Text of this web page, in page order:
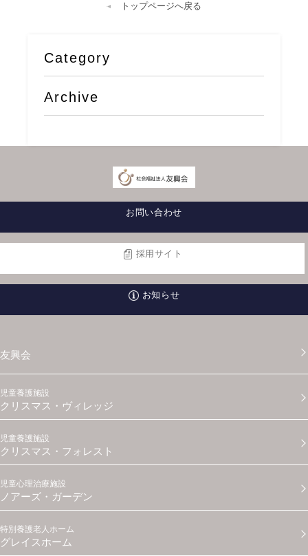
トップページへ戻る
Category
Archive
お問い合わせ
採用サイト
お知らせ
友興会
児童養護施設
クリスマス・ヴィレッジ
児童養護施設
クリスマス・フォレスト
児童心理治療施設
ノアーズ・ガーデン
特別養護老人ホーム
グレイスホーム